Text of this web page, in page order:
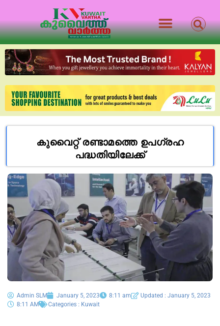
കുവൈറ്റ് രണ്ടാമത്തെ ഉപഗ്രഹ
പദ്ധതിയിലേക്ക്
Admin SLM January 5, 2023 8:11 am
Updated : January 5, 2023
8:11 AM
Categories : Kuwait